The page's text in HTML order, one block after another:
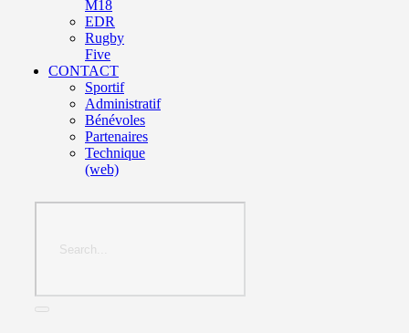
M18
EDR
Rugby
Five
CONTACT
Sportif
Administratif
Bénévoles
Partenaires
Technique
(web)